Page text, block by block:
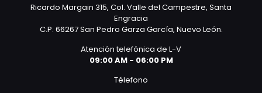
Ricardo Margain 315, Col. Valle del Campestre, Santa
Engracia
C.P. 66267 San Pedro Garza García, Nuevo León.
Atención telefónica de L-V
09:00 AM - 06:00 PM
Télefono